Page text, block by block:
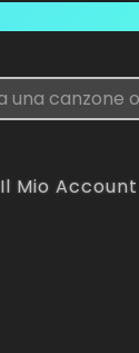
Il Mio Account